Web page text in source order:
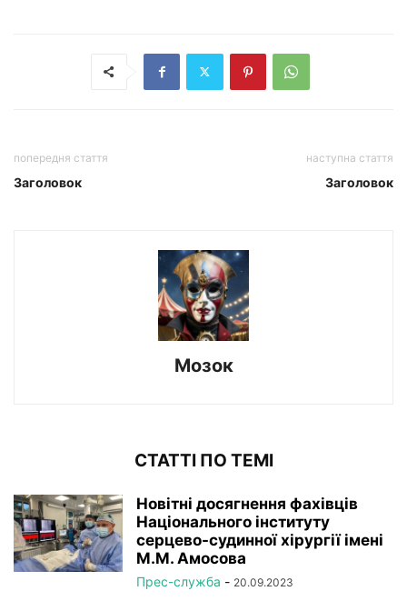
попередня стаття
Заголовок
наступна стаття
Заголовок
Мозок
СТАТТІ ПО ТЕМІ
Новітні досягнення фахівців
Національного інституту
серцево-судинної хірургії імeні
М.М. Амосова
Прес-служба - 20.09.2023